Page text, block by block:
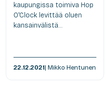
kaupungissa toimiva Hop
O'Clock levittää oluen
kansainvälistä...
22.12.2021| Mikko Hentunen